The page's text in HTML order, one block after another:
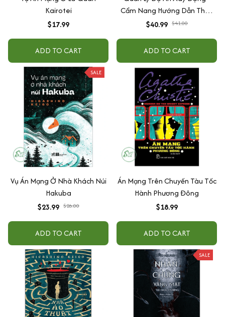
Kairotei
$17.99
ADD TO CART
Cẩm Nang Hướng Dẫn Thực
Hành Quản Lý Thi Công Tại
$40.99 $41.00
ADD TO CART
SALE
Vụ Án Mạng Ở Nhà Khách Núi
Hakuba
$23.99 $26.00
ADD TO CART
Án Mạng Trên Chuyến Tàu Tốc
Hành Phương Đông
$18.99
ADD TO CART
SALE